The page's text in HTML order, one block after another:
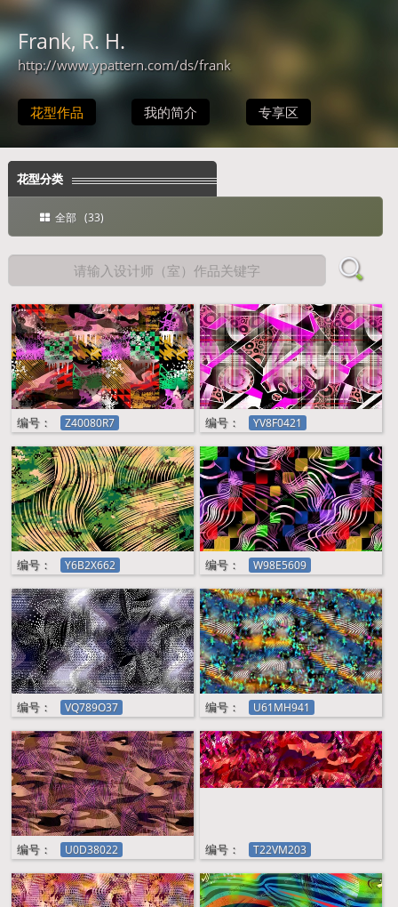
Frank, R. H.
http://www.ypattern.com/ds/frank
花型作品 我的简介 专享区
花型分类
全部 (33)
编号： Z40080R7 编号： YV8F0421
编号： Y6B2X662 编号： W98E5609
编号： VQ789O37 编号： U61MH941
编号： U0D38022 编号： T22VM203
编号： Z40080R7
编号： YV8F0421
编号： Y6B2X662
编号： W98E5609
编号： VQ789O37
编号： U61MH941
编号： U0D38022
编号： T22VM203
编号： T6V8E332
编号： S7W912T4
编号： S02R4045
编号： R687C211